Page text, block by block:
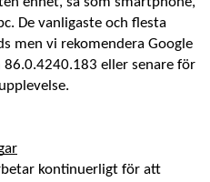
De vanligaste och flesta
men vi rekomendera Google
86.0.4240.183 eller senare för
kontinuerligt för att